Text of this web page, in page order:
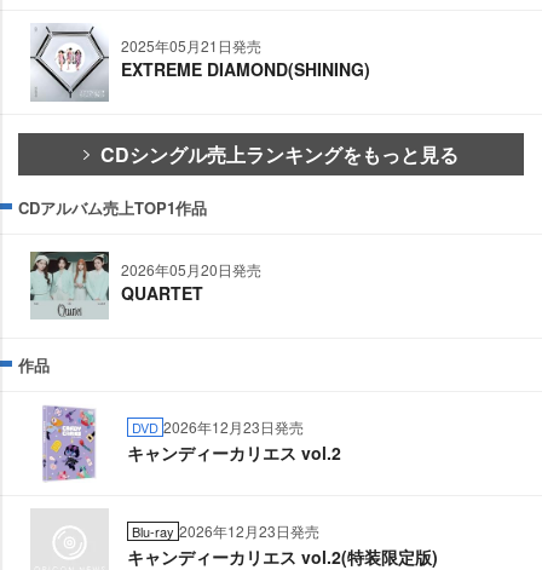
2025年05月21日発売
EXTREME DIAMOND(SHINING)
CDシングル売上ランキングをもっと見る
CDアルバム売上TOP1作品
2026年05月20日発売
QUARTET
作品
DVD 2026年12月23日発売
キャンディーカリエス vol.2
Blu-ray 2026年12月23日発売
キャンディーカリエス vol.2(特装限定版)